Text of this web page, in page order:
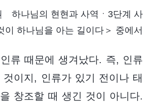
하나님의 현현과 사역ㆍ3단계 사
이 하나님을 아는 길이다＞ 중에서
류 때문에 생겨났다. 즉, 인류
이지, 인류가 있기 전이나 태
창조할 때 생긴 것이 아니다.